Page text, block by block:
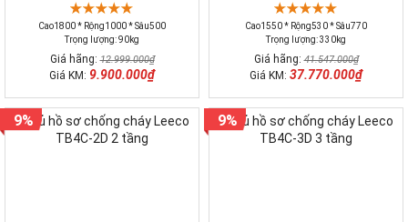
Cao1800 * Rộng1000 * Sâu500
Trọng lượng: 90kg
Giá hãng:12.999.000₫
Giá KM: 9.900.000₫
Cao1550 * Rộng530 * Sâu770
Trọng lượng: 330kg
Giá hãng:41.547.000₫
Giá KM: 37.770.000₫
9% 9%